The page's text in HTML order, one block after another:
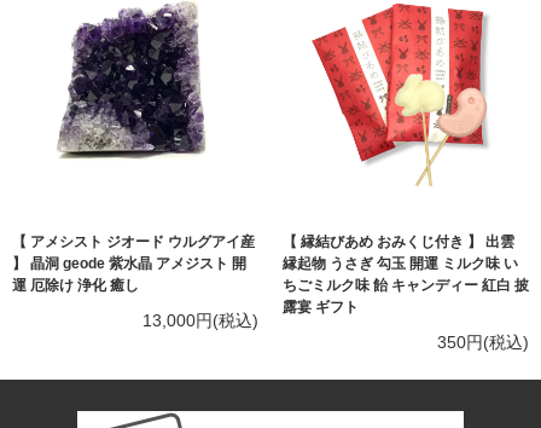
【 アメシスト ジオード ウルグアイ産
】 晶洞 geode 紫水晶 アメジスト 開
運 厄除け 浄化 癒し
13,000円(税込)
【 縁結びあめ おみくじ付き 】 出雲
縁起物 うさぎ 勾玉 開運 ミルク味 い
ちごミルク味 飴 キャンディー 紅白 披
露宴 ギフト
350円(税込)